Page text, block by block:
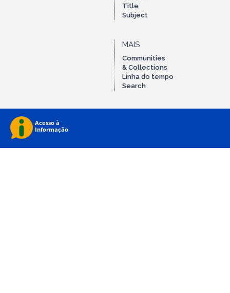
Title
Subject
MAIS
Communities
& Collections
Linha do tempo
Search